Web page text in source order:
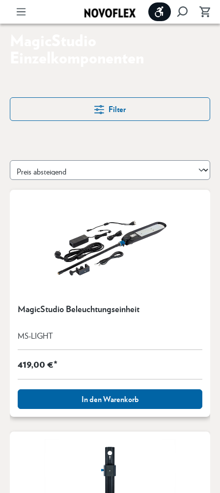
Werkzeugleiste
Filter
MagicStudio Beleuchtungseinheit
MS-LIGHT
419,00 €*
In den Warenkorb